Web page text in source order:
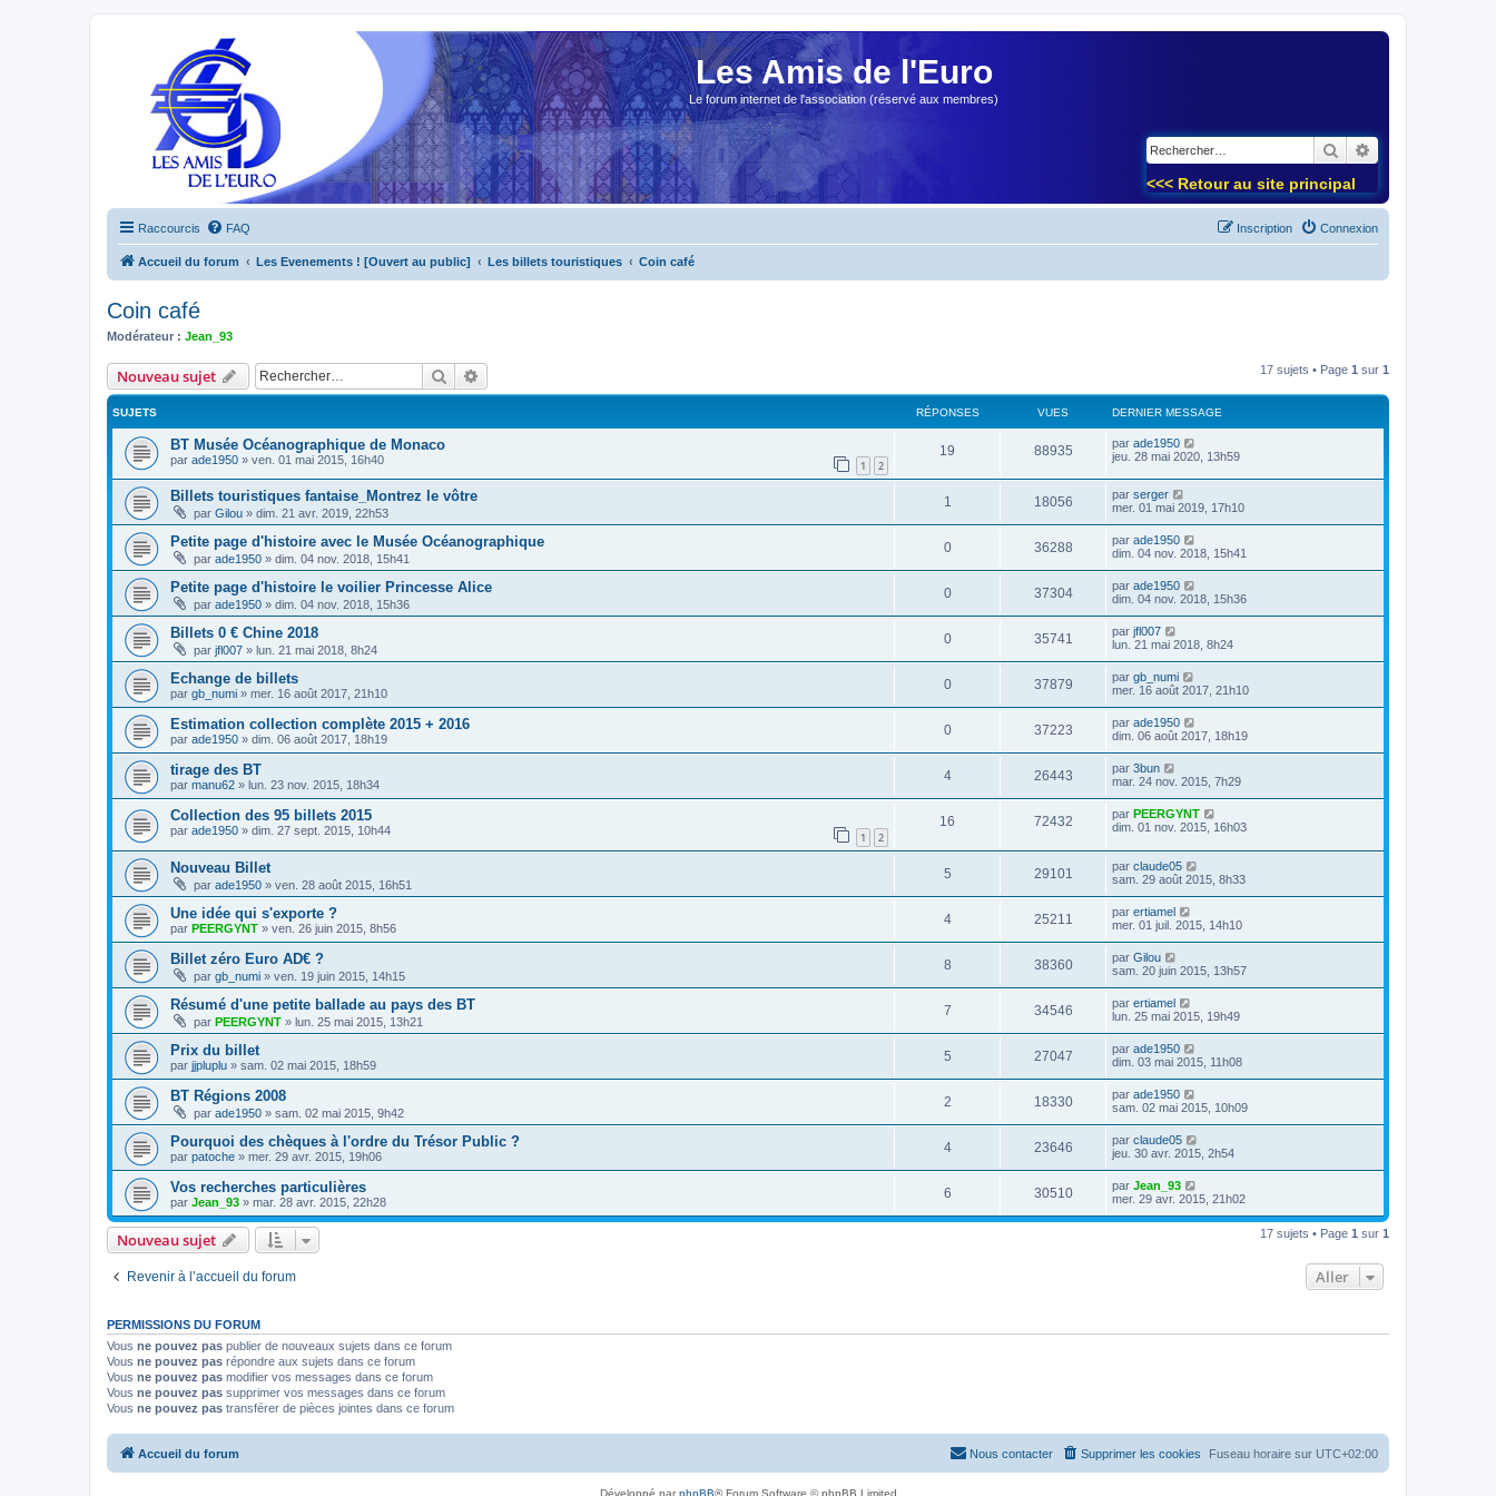
Les Amis de l'Euro
Le forum internet de l'association (réservé aux membres)
Rechercher
<<< Retour au site principal
Raccourcis FAQ Connexion
Inscription
Accueil du forum Les Evenements ! [Ouvert au public] Les billets touristiques Coin café
Coin café
Modérateur : Jean_93
Nouveau sujet Rechercher 17 sujets • Page 1 sur 1
SUJETS RÉPONSES VUES DERNIER MESSAGE
BT Musée Océanographique de Monaco
par ade1950 » ven. 01 mai 2015, 16h40 1 2
19 88935 par ade1950
jeu. 28 mai 2020, 13h59
Billets touristiques fantaise_Montrez le vôtre
par Gilou » dim. 21 avr. 2019, 22h53
1 18056 par serger
mer. 01 mai 2019, 17h10
Petite page d'histoire avec le Musée Océanographique
par ade1950 » dim. 04 nov. 2018, 15h41
0 36288 par ade1950
dim. 04 nov. 2018, 15h41
Petite page d'histoire le voilier Princesse Alice
par ade1950 » dim. 04 nov. 2018, 15h36
0 37304 par ade1950
dim. 04 nov. 2018, 15h36
Billets 0 € Chine 2018
par jfl007 » lun. 21 mai 2018, 8h24
0 35741 par jfl007
lun. 21 mai 2018, 8h24
Echange de billets
par gb_numi » mer. 16 août 2017, 21h10
0 37879 par gb_numi
mer. 16 août 2017, 21h10
Estimation collection complète 2015 + 2016
par ade1950 » dim. 06 août 2017, 18h19
0 37223 par ade1950
dim. 06 août 2017, 18h19
tirage des BT
par manu62 » lun. 23 nov. 2015, 18h34
4 26443 par 3bun
mar. 24 nov. 2015, 7h29
Collection des 95 billets 2015
par ade1950 » dim. 27 sept. 2015, 10h44 1 2
16 72432 par PEERGYNT
dim. 01 nov. 2015, 16h03
Nouveau Billet
par ade1950 » ven. 28 août 2015, 16h51
5 29101 par claude05
sam. 29 août 2015, 8h33
Une idée qui s'exporte ?
par PEERGYNT » ven. 26 juin 2015, 8h56
4 25211 par ertiamel
mer. 01 juil. 2015, 14h10
Billet zéro Euro AD€ ?
par gb_numi » ven. 19 juin 2015, 14h15
8 38360 par Gilou
sam. 20 juin 2015, 13h57
Résumé d'une petite ballade au pays des BT
par PEERGYNT » lun. 25 mai 2015, 13h21
7 34546 par ertiamel
lun. 25 mai 2015, 19h49
Prix du billet
par jjpluplu » sam. 02 mai 2015, 18h59
5 27047 par ade1950
dim. 03 mai 2015, 11h08
BT Régions 2008
par ade1950 » sam. 02 mai 2015, 9h42
2 18330 par ade1950
sam. 02 mai 2015, 10h09
Pourquoi des chèques à l'ordre du Trésor Public ?
par patoche » mer. 29 avr. 2015, 19h06
4 23646 par claude05
jeu. 30 avr. 2015, 2h54
Vos recherches particulières
par Jean_93 » mar. 28 avr. 2015, 22h28
6 30510 par Jean_93
mer. 29 avr. 2015, 21h02
Nouveau sujet 17 sujets • Page 1 sur 1
Revenir à l’accueil du forum Aller
PERMISSIONS DU FORUM
Vous ne pouvez pas publier de nouveaux sujets dans ce forum
Vous ne pouvez pas répondre aux sujets dans ce forum
Vous ne pouvez pas modifier vos messages dans ce forum
Vous ne pouvez pas supprimer vos messages dans ce forum
Vous ne pouvez pas transférer de pièces jointes dans ce forum
Accueil du forum Fuseau horaire sur UTC+02:00
Supprimer les cookies
Nous contacter
Développé parphpBB® Forum Software © phpBB Limited